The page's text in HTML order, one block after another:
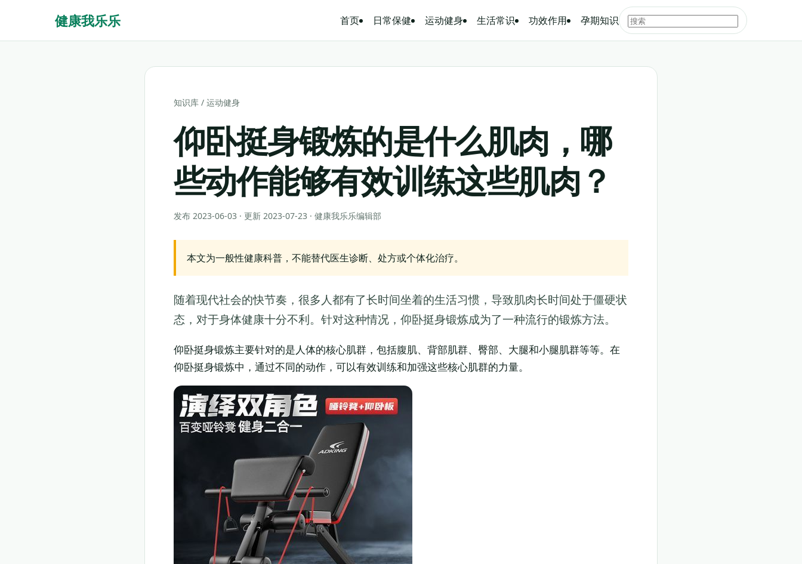
健康我乐乐 首页 日常保健 运动健身 生活常识 功效作用 孕期知识
知识库 / 运动健身
仰卧挺身锻炼的是什么肌肉，哪
些动作能够有效训练这些肌肉？
发布 2023-06-03 · 更新 2023-07-23 · 健康我乐乐编辑部
本文为一般性健康科普，不能替代医生诊断、处方或个体化治疗。
随着现代社会的快节奏，很多人都有了长时间坐着的生活习惯，导致肌肉长时间处于僵硬状
态，对于身体健康十分不利。针对这种情况，仰卧挺身锻炼成为了一种流行的锻炼方法。
仰卧挺身锻炼主要针对的是人体的核心肌群，包括腹肌、背部肌群、臀部、大腿和小腿肌群等等。在
仰卧挺身锻炼中，通过不同的动作，可以有效训练和加强这些核心肌群的力量。